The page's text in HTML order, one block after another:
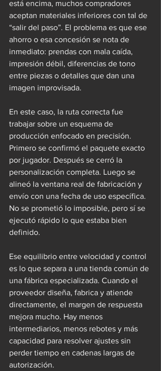
está encima, muchos compradores
aceptan materiales inferiores con tal de
“salir del paso”. El problema es que ese
ahorro o esa concesión se nota de
inmediato: prendas con mala caída,
impresión débil, diferencias de tono
entre piezas o detalles que dan una
imagen improvisada.
En este caso, la ruta correcta fue
trabajar sobre un esquema de
producción enfocado en precisión.
Primero se confirmó el paquete exacto
por jugador. Después se cerró la
personalización completa. Luego se
alineó la ventana real de fabricación y
envío con una fecha de uso específica.
No se prometió lo imposible, pero sí se
ejecutó rápido lo que estaba bien
definido.
Ese equilibrio entre velocidad y control
es lo que separa a una tienda común de
una fábrica especializada. Cuando el
proveedor diseña, fabrica y atiende
directamente, el margen de respuesta
mejora mucho. Hay menos
intermediarios, menos rebotes y más
capacidad para resolver ajustes sin
perder tiempo en cadenas largas de
autorización.